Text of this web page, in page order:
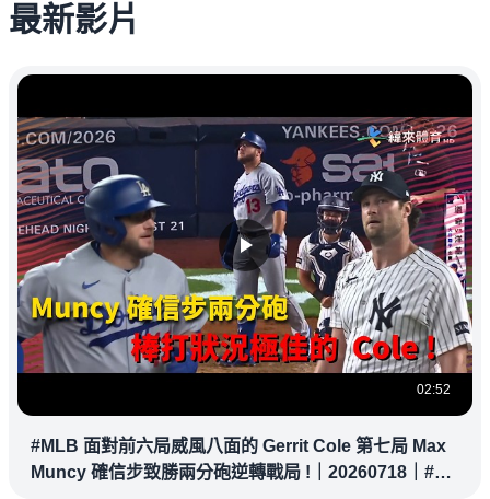
最新影片
02:52
#MLB 面對前六局威風八面的 Gerrit Cole 第七局 Max
Muncy 確信步致勝兩分砲逆轉戰局 !｜20260718｜#洛